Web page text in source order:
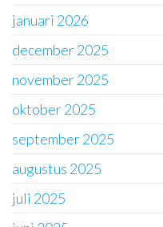
januari 2026
december 2025
november 2025
oktober 2025
september 2025
augustus 2025
juli 2025